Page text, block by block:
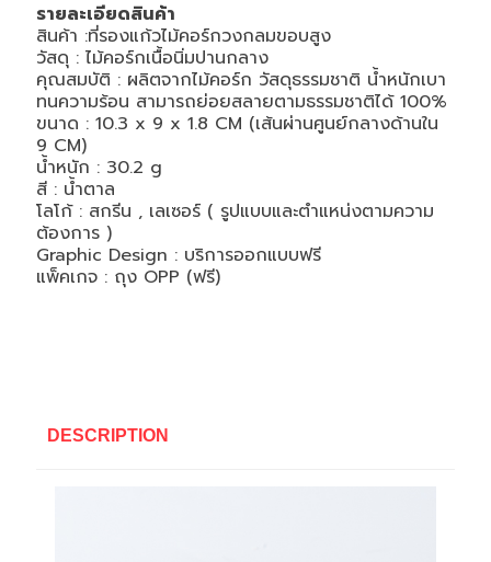
รายละเอียดสินค้า
สินค้า :ที่รองแก้วไม้คอร์กวงกลมขอบสูง
วัสดุ : ไม้คอร์กเนื้อนิ่มปานกลาง
คุณสมบัติ : ผลิตจากไม้คอร์ก วัสดุธรรมชาติ น้ำหนักเบา
ทนความร้อน สามารถย่อยสลายตามธรรมชาติได้ 100%
ขนาด : 10.3 x 9 x 1.8 CM (เส้นผ่านศูนย์กลางด้านใน
9 CM)
น้ำหนัก : 30.2 g
สี : น้ำตาล
โลโก้ : สกรีน , เลเซอร์ ( รูปแบบและตำแหน่งตามความ
ต้องการ )
Graphic Design : บริการออกแบบฟรี
แพ็คเกจ : ถุง OPP (ฟรี)
DESCRIPTION